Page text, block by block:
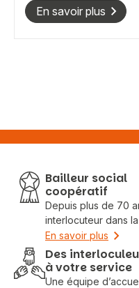
En savoir plus
Bailleur social
coopératif
Depuis plus de 70
interlocuteur dans
En savoir plus
Des
à votre service
Une équipe